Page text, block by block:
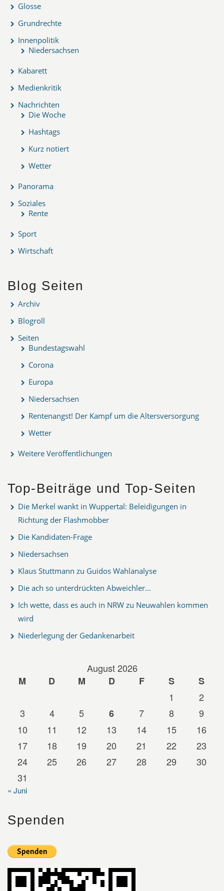
Glosse
Grundrechte
Innenpolitik
Niedersachsen
Kabarett
Medienkritik
Nachrichten
Die Woche
Hashtags
Kurz notiert
Wetter
Panorama
Soziales
Rente
Sport
Wirtschaft
Blog Seiten
Archiv
Blogroll
Seiten
Bundestagswahl
Corona
Europa
Niedersachsen
Rentenangst! Der Kampf um die Altersversorgung
Wetter
Weitere Veröffentlichungen
Top-Beiträge und Top-Seiten
Die Merkel wankt in Wuppertal: Beleidigungen in
Richtung der Flashmobber
Die Kandidaten-Frage
Niedersachsen
Klaus Stuttmann zu Guidos Wahlanalyse
Die ach so unterdrückten Abweichler...
Ich wette, dass es auch in NRW zu Neuwahlen kommen
wird
Niederlegung der Gedankenarbeit
August 2026
M
D M D F S
S
1
2
3
4 5 6 7 8
9
10
11 12 13 14 15
16
17
18 19 20 21 22
23
24
25 26 27 28 29
30
31
« Juni
Spenden